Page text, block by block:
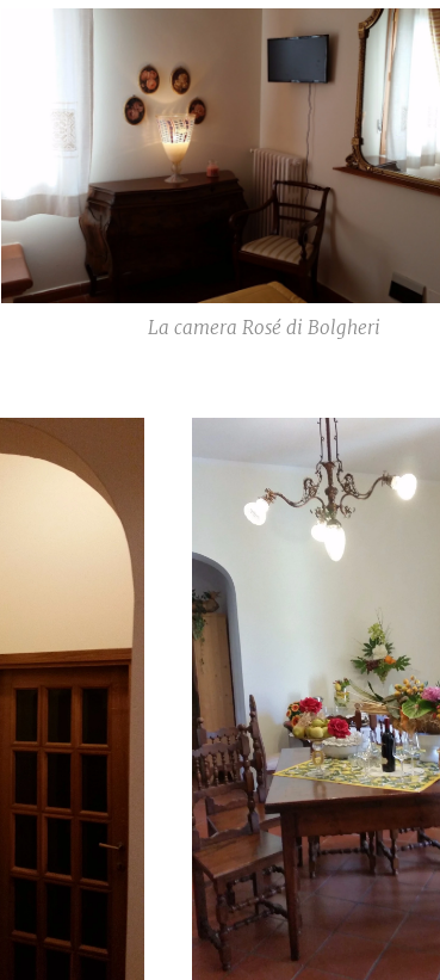
La camera Rosé di Bolgheri